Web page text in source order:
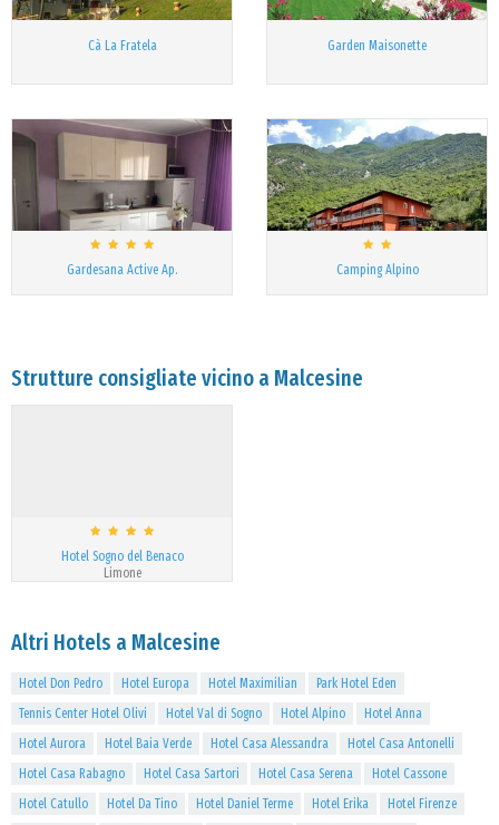
Cà La Fratela Garden Maisonette
Gardesana Active Ap. Camping Alpino
Strutture consigliate vicino a Malcesine
Hotel Sogno del Benaco
Limone
Altri Hotels a Malcesine
Hotel Don Pedro Hotel Europa Hotel Maximilian
Park Hotel Eden
Tennis Center Hotel Olivi
Hotel Val di Sogno Hotel Alpino
Hotel Anna
Hotel Aurora
Hotel Baia Verde Hotel Casa Alessandra
Hotel Casa Antonelli
Hotel Casa Rabagno
Hotel Casa Sartori Hotel Casa Serena
Hotel Cassone
Hotel Catullo
Hotel Da Tino Hotel Daniel Terme Hotel Erika
Hotel Firenze